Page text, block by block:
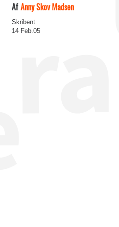
Af Anny Skov Madsen
Skribent
14 Feb.05